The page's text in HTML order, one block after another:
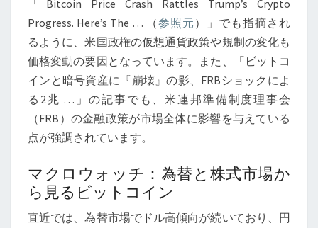
税
制
の
変
化
が
も
ら
す
イ
ン
「Bitcoin Price Crash Rattles Trump’s Crypto
Progress. Here’s The … （参照元 ）」でも指摘され
るように、米国政権の仮想通貨政策や規制の変化も
価格変動の要因となっています。また、「ビットコ
インと暗号資産に『崩壊』の影、FRBショックによ
る2兆 …」の記事でも、米連邦準備制度理事会
（FRB）の金融政策が市場全体に影響を与えている
点が強調されています。
マクロウォッチ：為替と株式市場か
ら見るビットコイン
直近では、為替市場でドル高傾向が続いており、円